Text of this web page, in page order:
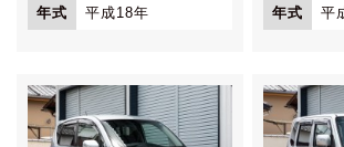
年式 平成18年 年式 平